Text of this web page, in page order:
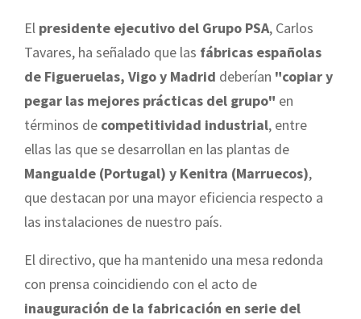
El presidente ejecutivo del Grupo PSA, Carlos
Tavares, ha señalado que las fábricas españolas
de Figueruelas, Vigo y Madrid deberían "copiar y
pegar las mejores prácticas del grupo" en
términos de competitividad industrial, entre
ellas las que se desarrollan en las plantas de
Mangualde (Portugal) y Kenitra (Marruecos),
que destacan por una mayor eficiencia respecto a
las instalaciones de nuestro país.
El directivo, que ha mantenido una mesa redonda
con prensa coincidiendo con el acto de
inauguración de la fabricación en serie del